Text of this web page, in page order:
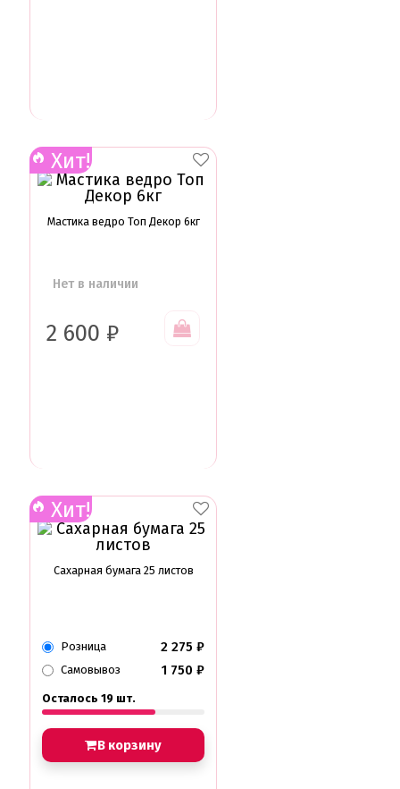
Хит!
Мастика ведро Топ Декор 6кг
Нет в наличии
2 600 ₽
Хит!
Сахарная бумага 25 листов
Розница 2 275 ₽
Самовывоз 1 750 ₽
Осталось 19 шт.
В корзину